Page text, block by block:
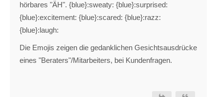
hörbares "ÄH". {blue}:sweaty: {blue}:surprised:
{blue}:excitement: {blue}:scared: {blue}:razz:
{blue}:laugh:
Die Emojis zeigen die gedanklichen Gesichtsausdrücke
eines "Beraters"/Mitarbeiters, bei Kundenfragen.